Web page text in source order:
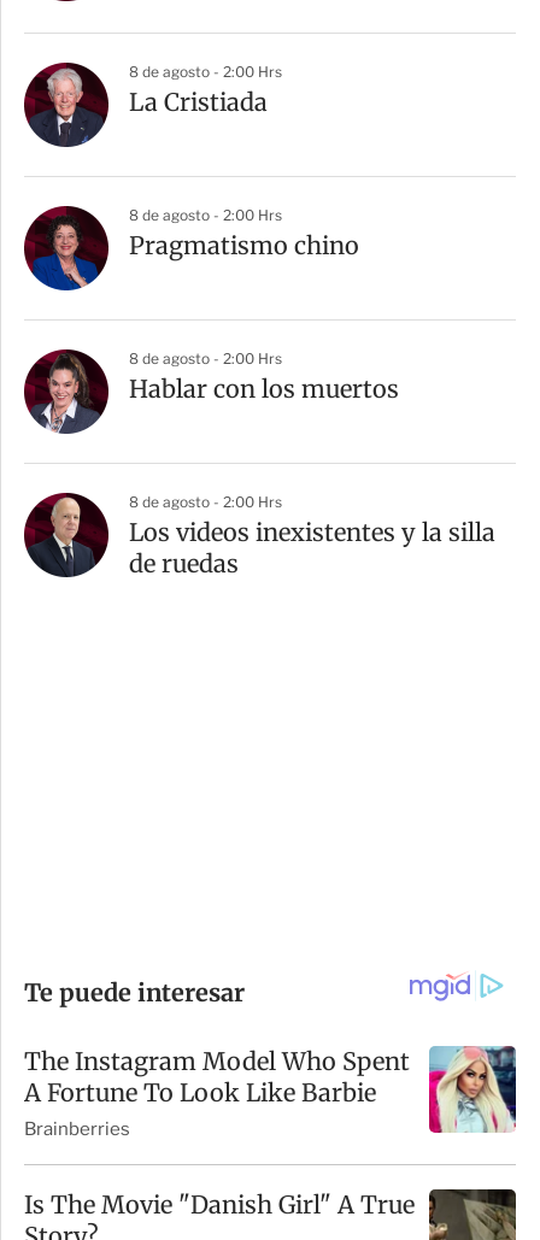
8 de agosto - 2:00 Hrs
La Cristiada
8 de agosto - 2:00 Hrs
Pragmatismo chino
8 de agosto - 2:00 Hrs
Hablar con los muertos
8 de agosto - 2:00 Hrs
Los videos inexistentes y la silla
de ruedas